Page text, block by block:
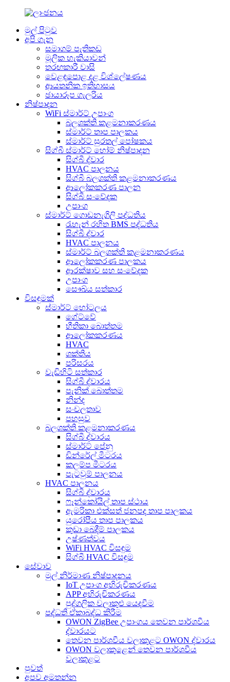
මුල් පිටුව
අපි ගැන
සමාගම් පැතිකඩ
මූලික හැකියාවන්
තරඟකාරී වාසි
වෙළඳපොළ දළ විශ්ලේෂණය
ආයතනික ඉතිහාසය
ඡායාරූප ගැලරිය
නිෂ්පාදන
WiFi ස්මාර්ට් උපාංග
බලශක්ති කළමනාකරණය
ස්මාර්ට් තාප පාලකය
ස්මාර්ට් සුරතල් පෝෂකය
සිග්බී ස්මාර්ට් හෝම් නිෂ්පාදන
සිග්බී ද්වාර
HVAC පාලනය
සිග්බී බලශක්ති කළමනාකරණය
ආලෝකකරණ පාලන
සිග්බී සංවේදක
උපාංග
ස්මාර්ට් ගොඩනැගිලි පද්ධතිය
රැහැන් රහිත BMS පද්ධතිය
සිග්බී ද්වාර
HVAC පාලනය
ස්මාර්ට් බලශක්ති කළමනාකරණය
ආලෝකකරණ පාලකය
ආරක්ෂාව සහ සංවේදක
උපාංග
සෞඛ්ය සත්කාර
විසඳුමක්
ස්මාර්ට් හෝටලය
ගේට්වේ
භීතිකා බොත්තම
ආලෝකකරණය
HVAC
ශක්තිය
පරිසරය
වැඩිහිටි සත්කාර
සිග්බී ද්වාරය
පැනික් බොත්තම
නින්ද
සංචලතාව
පහසුව
බලශක්ති කළමනාකරණය
සිග්බී ද්වාරය
ස්මාර්ට් පේනු
ඩින්රේල් මීටරය
කලම්ප මීටරය
පැටවුම් පාලනය
HVAC පාලනය
සිග්බී ද්වාරය
ෆෑන්කෝයිල් තාප ස්ථාය
ඇමරිකා එක්සත් ජනපද තාප පාලකය
යුරෝපීය තාප පාලකය
කුඩා බෙදීම් පාලකය
උෂ්ණත්වය
WiFi HVAC විසඳුම
සිග්බී HVAC විසඳුම
සේවාව
මුල් නිර්මාණ නිෂ්පාදනය
IoT උපාංග අභිරුචිකරණය
APP අභිරුචිකරණය
පුද්ගලික වලාකුළු යෙදවීම
පද්ධති ඒකාබද්ධ කිරීම
OWON ZigBee උපාංගය තෙවන පාර්ශවීය
ද්වාරයට
තෙවන පාර්ශවීය වලාකුළට OWON ද්වාරය
OWON වලාකුළෙන් තෙවන පාර්ශවීය
වලාකුළට
පුවත්
අපව අමතන්න